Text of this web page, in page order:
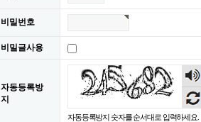
비밀번호
비밀글사용
자동등록방
지
숫자
음성
듣기
자동등록방지 숫자를 순서대로 입력하세요.